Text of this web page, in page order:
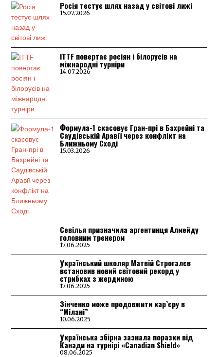
Росія тестує шлях назад у світові лижі
15.07.2026
ITTF повертає росіян і білорусів на
міжнародні турніри
14.07.2026
Формула-1 скасовує Гран-прі в Бахрейні та
Саудівській Аравії через конфлікт на
Ближньому Сході
15.03.2026
Севілья призначила аргентинця Алмейду
головним тренером
17.06.2025
Український школяр Матвій Строгалєв
встановив новий світовий рекорд у
стрибках з жердиною
17.06.2025
Зінченко може продовжити кар’єру в
“Мілані”
10.06.2025
Українська збірна зазнала поразки від
Канади на турнірі «Canadian Shield»
08.06.2025